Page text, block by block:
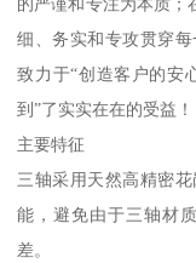
细、务实和专攻贯穿
致力于“创造客户的安
到”了实实在在的受益！
主要特征
三轴采用天然高精密
能，避免由于三轴材
差。